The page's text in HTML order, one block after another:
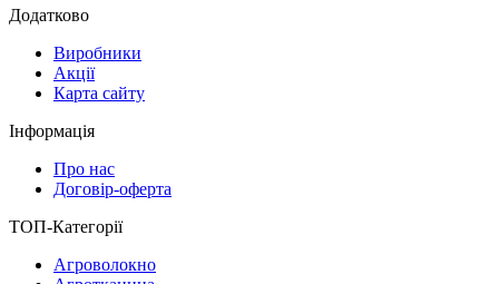
Додатково
Виробники
Акції
Карта сайту
Інформація
Про нас
Договір-оферта
ТОП-Категорії
Агроволокно